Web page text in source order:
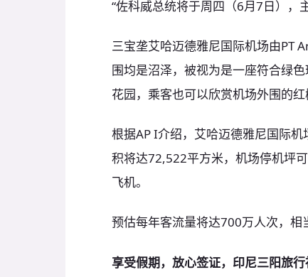
“佐科威总统将于周四（6月7日），
三宝垄艾哈迈德雅尼国际机场由PT
围均是沼泽，被视为是一座符合绿
花园，乘客也可以欣赏机场外围的
根据AP I介绍，艾哈迈德雅尼国际
积将达72,522平方米，机场停机坪
飞机。
预估每年客流量将达700万人次，
享受假期，放心签证，印尼三阳旅